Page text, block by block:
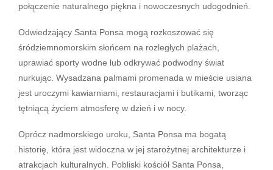
połączenie naturalnego piękna i nowoczesnych udogodnień.
Odwiedzający Santa Ponsa mogą rozkoszować się
śródziemnomorskim słońcem na rozległych plażach,
uprawiać sporty wodne lub odkrywać podwodny świat
nurkując. Wysadzana palmami promenada w mieście usiana
jest uroczymi kawiarniami, restauracjami i butikami, tworząc
tętniącą życiem atmosferę w dzień i w nocy.
Oprócz nadmorskiego uroku, Santa Ponsa ma bogatą
historię, która jest widoczna w jej starożytnej architekturze i
atrakcjach kulturalnych. Pobliski kościół Santa Ponsa,